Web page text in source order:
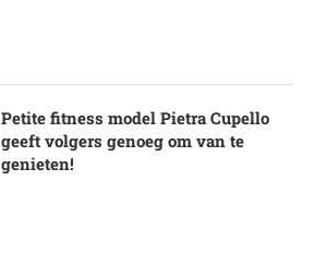
Petite fitness model Pietra Cupello
geeft volgers genoeg om van te
genieten!